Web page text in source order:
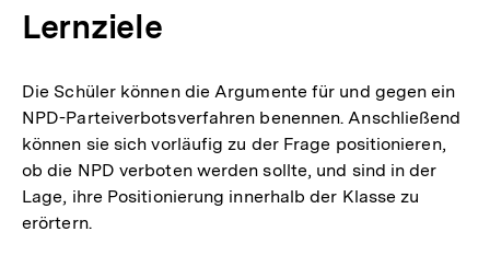
Lernziele
Die Schüler können die Argumente für und gegen ein
NPD-Parteiverbotsverfahren benennen. Anschließend
können sie sich vorläufig zu der Frage positionieren,
ob die NPD verboten werden sollte, und sind in der
Lage, ihre Positionierung innerhalb der Klasse zu
erörtern.